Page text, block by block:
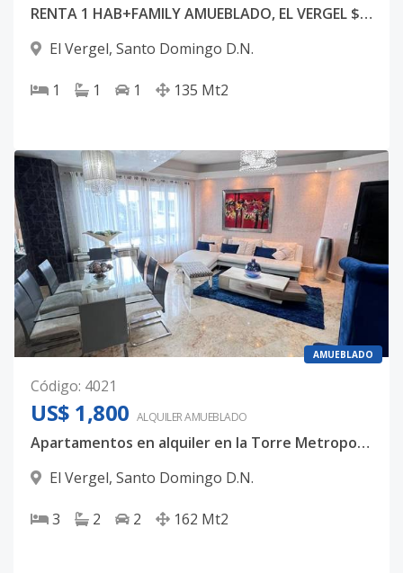
RENTA 1 HAB+FAMILY AMUEBLADO, EL VERGEL $1,350
El Vergel, Santo Domingo D.N.
1 1 1 135 Mt2
AMUEBLADO
Código: 4021
US$ 1,800 ALQUILERAMUEBLADO
Apartamentos en alquiler en la Torre Metropolitana II en El Vergel.
El Vergel, Santo Domingo D.N.
3 2 2 162 Mt2